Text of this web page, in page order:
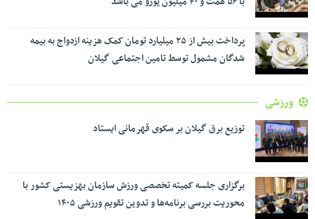
پرداخت بیش از ۲۵ میلیارد تومان کمک هزینه ازدواج به بیمه
شدگان مشمول توسط تامین اجتماعی گیلان
ورزشی
توزیع برق گیلان بر سکوی قهرمانی ایستاد
برگزاری جلسه کمیته تخصصی ورزش سازمان بهزیستی کشور با
محوریت بررسی برنامه‌ها و تدوین تقویم ورزشی ۱۴۰۵